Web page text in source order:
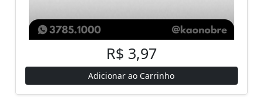
R$ 3,97
Adicionar ao Carrinho